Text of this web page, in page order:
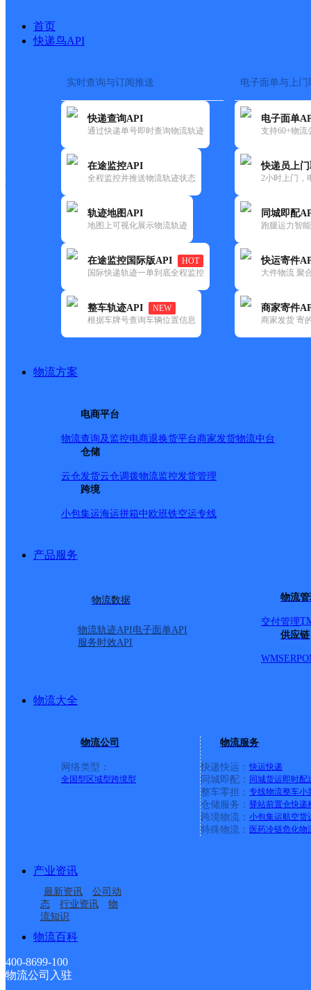
首页
快递鸟API
实时查询与订阅推送
快递查询API
通过快递单号即时查询物流轨迹
在途监控API
全程监控并推送物流轨迹状态
轨迹地图API
地图上可视化展示物流轨迹
在途监控国际版API
HOT
国际快递轨迹一单到底全程监控
整车轨迹API
NEW
根据车牌号查询车辆位置信息
电子面单与上门
电子面单
支持60+物流
快递员上
2小时上门，
同城即配
跑腿运力智
快运寄件
大件物流 聚
商家寄件
商家发货 寄
物流方案
电商平台
物流查询及监控电商退换货平台商家发货物流中台
仓储
云仓发货云仓调拨物流监控发货管理
跨境
小包集运海运拼箱中欧班铁空运专线
产品服务
物流数据
物流轨迹API电子面单API
服务时效API
物流
交付管理
供应链
WMSERP
物流大全
物流公司
网络类型：
全国型 区域型跨境型
物流服务
快递快运： 快运快递
同城即配： 同城货运即时配
整车零担： 专线物流整车小
仓储服务： 驿站前置仓快递
跨境物流： 小包集运航空货
特殊物流： 医药冷链危化物
产业资讯
最新资讯
公司动
态
行业资讯
物
流知识
物流百科
400-8699-100
物流公司入驻
快运大全 快递时效
顺丰
柒陆捌便利店
更新时间：2021-11-26 00:00:00
所属快递：顺丰速运
所属区域：湖南省-湘西土家族苗族自治州-吉首市
网点地址：新城花园承福阁101
网点负责人：
湖南吉首市公司世纪大
道便民服务站
湖南吉首市公司吉首大
学沙子坳校区分部
吉首市矮寨镇合作点
ID12176
吉首市马颈坳镇合作点
ID3918
UH湘西吉首